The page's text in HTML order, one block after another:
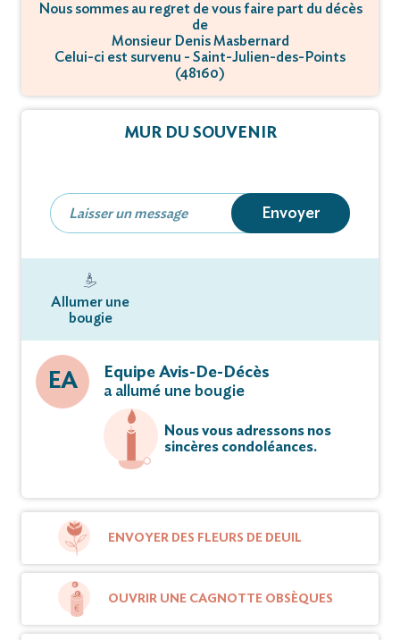
Nous sommes au regret de vous faire part du décès
de
Monsieur Denis Masbernard
Celui-ci est survenu - Saint-Julien-des-Points
(48160)
MUR DU SOUVENIR
Envoyer
Allumer une
bougie
EA
Equipe Avis-De-Décès
a allumé une bougie
Nous vous adressons nos
sincères condoléances.
ENVOYER DES FLEURS DE DEUIL
OUVRIR UNE CAGNOTTE OBSÈQUES